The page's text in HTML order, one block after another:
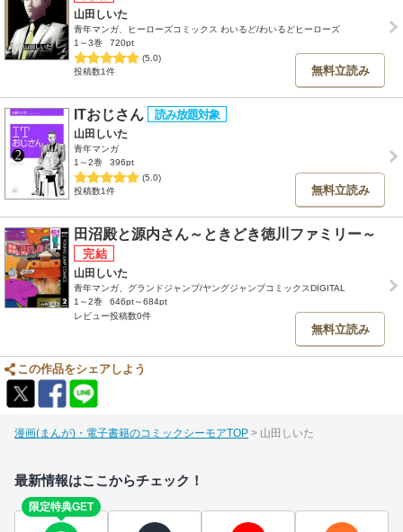
山田しいた
青年マンガ、ヒーローズコミックス わいるど/わいるどヒーローズ
1～3巻
720pt
(5.0)
投稿数1件
無料立読み
ITおじさん
山田しいた
青年マンガ
1～2巻
396pt
(5.0)
投稿数1件
無料立読み
田沼殿と源内さん～ときどき徳川ファミリー～
山田しいた
青年マンガ、グランドジャンプ/ヤングジャンプコミックスDIGITAL
1～2巻
646pt～684pt
レビュー投稿数0件
無料立読み
この作品をシェアしよう
漫画(まんが)・電子書籍のコミックシーモアTOP 山田しいた
最新情報はここからチェック！
限定特典GET